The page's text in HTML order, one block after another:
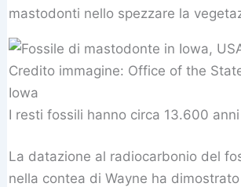
mastodonti nello spezzare la
Credito immagine: Office of the
Iowa
I resti fossili hanno circa 13.600 anni
La datazione al radiocarbonio del
nella contea di Wayne ha